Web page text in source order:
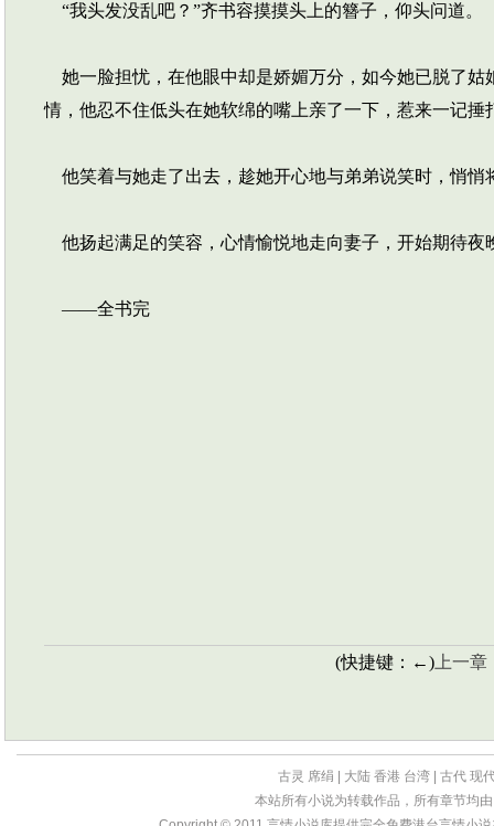
“我头发没乱吧？”齐书容摸摸头上的簪子，仰头问道。
她一脸担忧，在他眼中却是娇媚万分，如今她已脱了姑
情，他忍不住低头在她软绵的嘴上亲了一下，惹来一记捶
他笑着与她走了出去，趁她开心地与弟弟说笑时，悄
他扬起满足的笑容，心情愉悦地走向妻子，开始期待
——全书完
(快捷键：←) 上一章
古灵 席绢 大陆 香港 台湾 古代 现
本站所有小说为转载作品，所有章节均